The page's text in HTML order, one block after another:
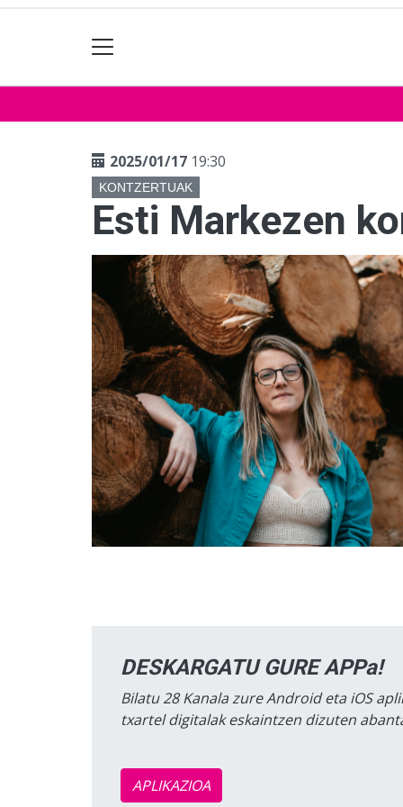
2025/01/17 19:30
KONTZERTUAK
Esti Markezen
DESKARGATU GURE APPa!
Bilatu 28 Kanala zure Android eta iOS
txartel digitalak eskaintzen dizuten
APLIKAZIOA